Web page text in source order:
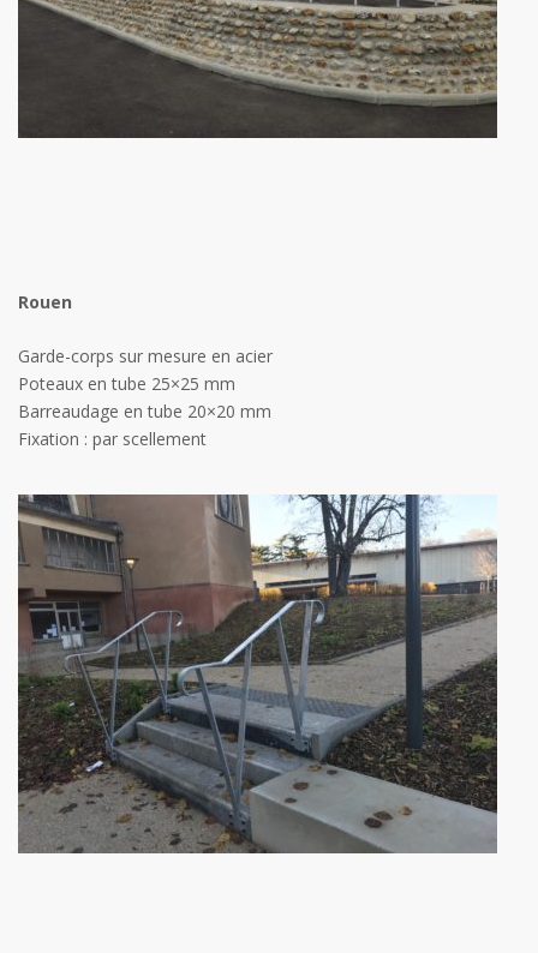
Rouen
Garde-corps sur mesure en acier
Poteaux en tube 25×25 mm
Barreaudage en tube 20×20 mm
Fixation : par scellement